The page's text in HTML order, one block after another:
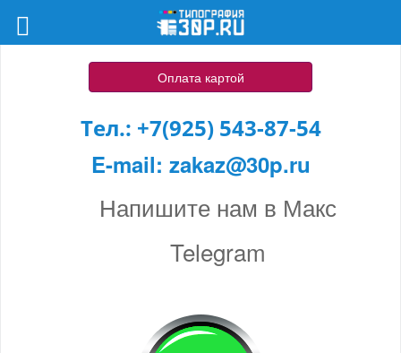
Оплата картой
Тел.: +7(925) 543-87-54
E-mail: zakaz@30p.ru
Напишите нам в Макс
Telegram